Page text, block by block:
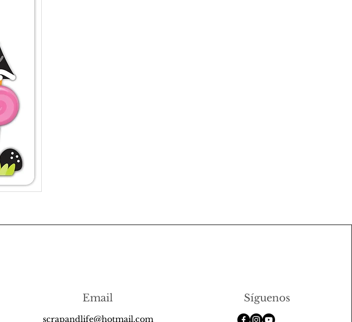
Email
scrapandlife@hotmail.com
Síguenos